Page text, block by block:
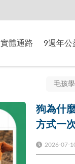
實體通路 9週年公
狗為什
方式一
2026-07-